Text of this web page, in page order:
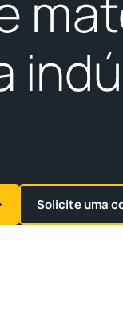
Solicite uma